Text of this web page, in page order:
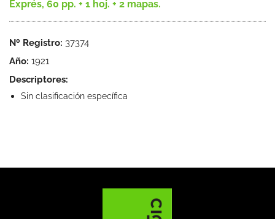
Exprés, 60 pp. + 1 hoj. + 2 mapas.
Nº Registro: 37374
Año: 1921
Descriptores:
Sin clasificación específica